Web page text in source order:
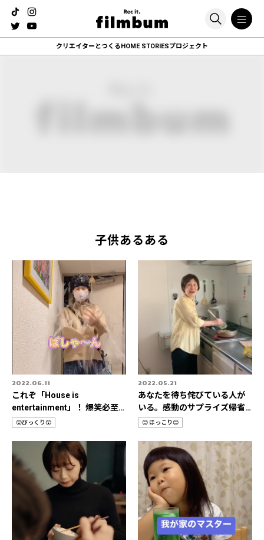
クリエイターとつくるHOME STORIESプロジェクト
子供あるある
2022.06.11
これぞ「House is
entertainment」！ 爆笑必至
🔥おうちドッキリ動画🎥
カ
テ
ゴ
リ
😲びっくり😲
2022.05.21
あなたを待ち侘びている人が
いる。感動のサプライズ帰省3
選✈️
カ
テ
リ
😌 ほっこり😌